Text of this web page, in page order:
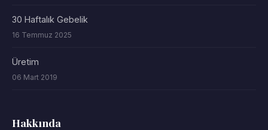
30 Haftalık Gebelik
16 Temmuz 2025
Üretim
06 Mart 2019
Hakkında